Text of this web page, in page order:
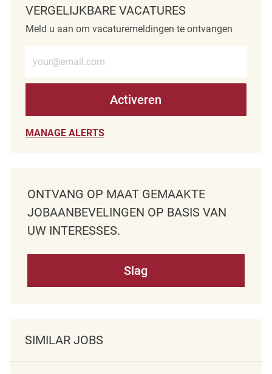
VERGELIJKBARE VACATURES
Meld u aan om vacaturemeldingen te ontvangen
Activeren
MANAGE ALERTS
ONTVANG OP MAAT GEMAAKTE
JOBAANBEVELINGEN OP BASIS VAN
UW INTERESSES.
Slag
SIMILAR JOBS